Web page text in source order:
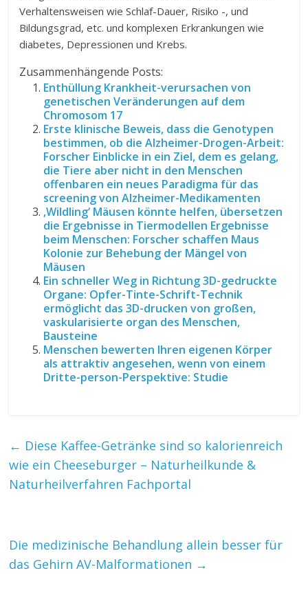
Verhaltensweisen wie Schlaf-Dauer, Risiko -, und
Bildungsgrad, etc. und komplexen Erkrankungen wie
diabetes, Depressionen und Krebs.
Zusammenhängende Posts:
Enthüllung Krankheit-verursachen von
genetischen Veränderungen auf dem
Chromosom 17
Erste klinische Beweis, dass die Genotypen
bestimmen, ob die Alzheimer-Drogen-Arbeit:
Forscher Einblicke in ein Ziel, dem es gelang,
die Tiere aber nicht in den Menschen
offenbaren ein neues Paradigma für das
screening von Alzheimer-Medikamenten
‚Wildling‘ Mäusen könnte helfen, übersetzen
die Ergebnisse in Tiermodellen Ergebnisse
beim Menschen: Forscher schaffen Maus
Kolonie zur Behebung der Mängel von
Mäusen
Ein schneller Weg in Richtung 3D-gedruckte
Organe: Opfer-Tinte-Schrift-Technik
ermöglicht das 3D-drucken von großen,
vaskularisierte organ des Menschen,
Bausteine
Menschen bewerten Ihren eigenen Körper
als attraktiv angesehen, wenn von einem
Dritte-person-Perspektive: Studie
← Diese Kaffee-Getränke sind so kalorienreich
wie ein Cheeseburger – Naturheilkunde &
Naturheilverfahren Fachportal
Die medizinische Behandlung allein besser für
das Gehirn AV-Malformationen →